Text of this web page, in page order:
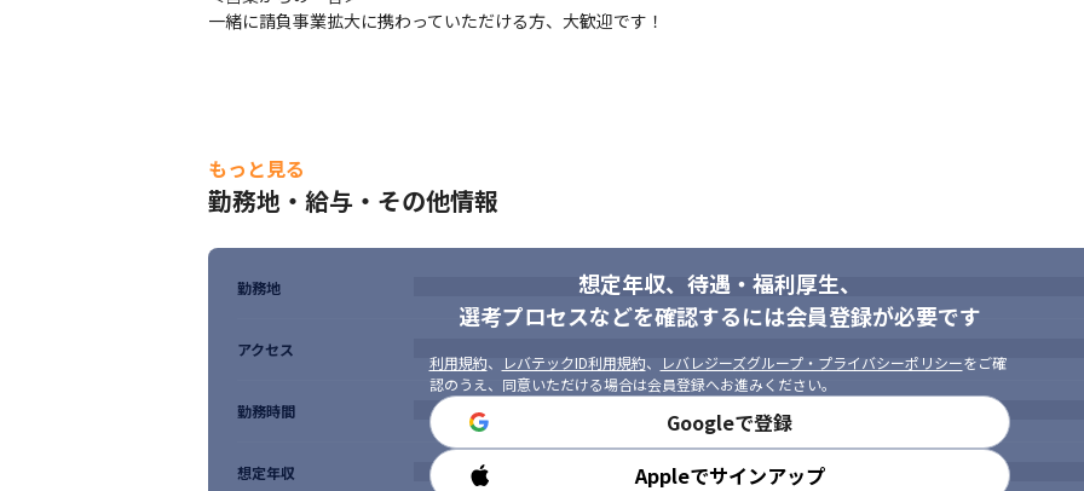
一緒に請負事業拡大に携わっていただける方、大歓迎です！
もっと見る
勤務地・給与・その他情報
想定年収、待遇・福利厚生、
選考プロセスなどを確認するには会員登録が必要です
利用規約、 レバテックID利用規約、 レバレジーズグループ・プライバシーポリシーをご確
認のうえ、同意いただける場合は会員登録へお進みください。
Googleで登録
Appleでサインアップ
勤務地
アクセス
勤務時間
想定年収